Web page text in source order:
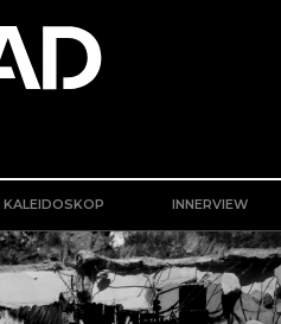
KALEIDOSKOP INNERVIEW